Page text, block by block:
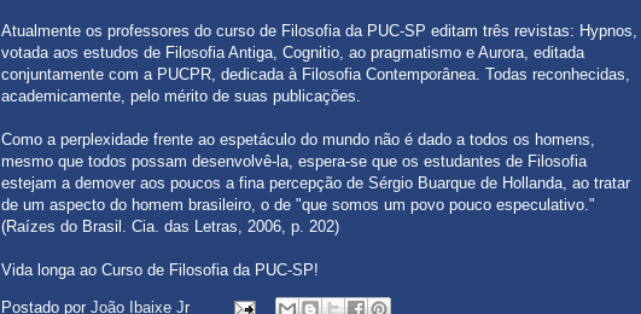
Atualmente os professores do curso de Filosofia da PUC-SP editam três revistas: Hypnos,
votada aos estudos de Filosofia Antiga, Cognitio, ao pragmatismo e Aurora, editada
conjuntamente com a PUCPR, dedicada à Filosofia Contemporânea. Todas reconhecidas,
academicamente, pelo mérito de suas publicações.
Como a perplexidade frente ao espetáculo do mundo não é dado a todos os homens,
mesmo que todos possam desenvolvê-la, espera-se que os estudantes de Filosofia
estejam a demover aos poucos a fina percepção de Sérgio Buarque de Hollanda, ao tratar
de um aspecto do homem brasileiro, o de "que somos um povo pouco especulativo."
(Raízes do Brasil. Cia. das Letras, 2006, p. 202)
Vida longa ao Curso de Filosofia da PUC-SP!
Postado por João Ibaixe Jr